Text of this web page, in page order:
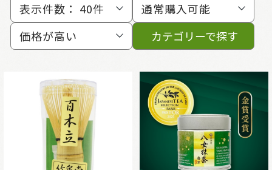
表示件数： 40件
通常購入可能
価格が高い
カテゴリーで探す